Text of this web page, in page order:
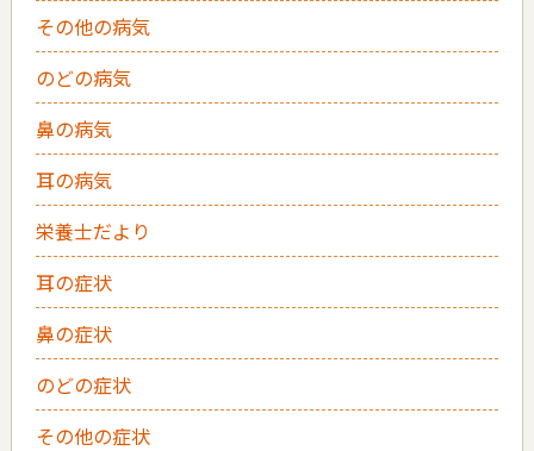
その他の病気
のどの病気
鼻の病気
耳の病気
栄養士だより
耳の症状
鼻の症状
のどの症状
その他の症状